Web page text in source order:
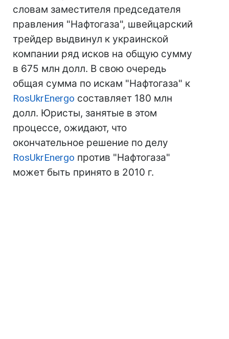
словам заместителя председателя
правления "Нафтогаза", швейцарский
трейдер выдвинул к украинской
компании ряд исков на общую сумму
в 675 млн долл. В свою очередь
общая сумма по искам "Нафтогаза" к
RosUkrEnergo составляет 180 млн
долл. Юристы, занятые в этом
процессе, ожидают, что
окончательное решение по делу
RosUkrEnergo против "Нафтогаза"
может быть принято в 2010 г.